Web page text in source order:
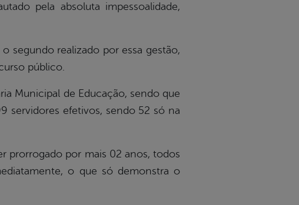
pela absoluta impessoalidade,
realizado por essa gestão,
público.
de Educação, sendo que
servidores efetivos, sendo 52 só na
por mais 02 anos, todos
o que só demonstra o